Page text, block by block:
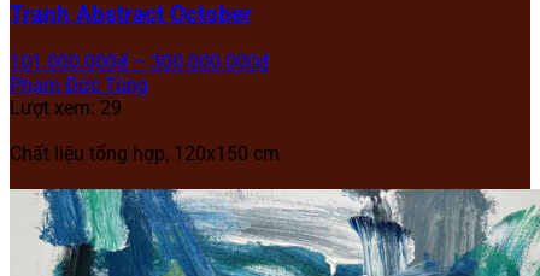
Tranh Abstract October
101.000.000₫ – 300.000.000₫
Phạm Đức Tùng
Lượt xem: 29
Chất liệu tổng hợp, 120x150 cm